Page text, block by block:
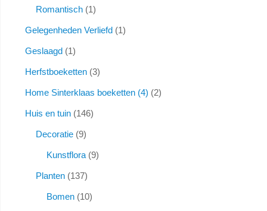
Romantisch 1
Gelegenheden Verliefd 1
Geslaagd 1
Herfstboeketten 3
Home Sinterklaas boeketten (4) 2
Huis en tuin 146
Decoratie 9
Kunstflora 9
Planten 137
Bomen 10